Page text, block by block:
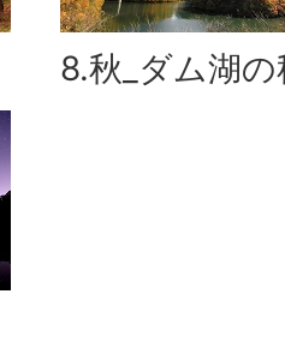
8.秋_ダム湖の